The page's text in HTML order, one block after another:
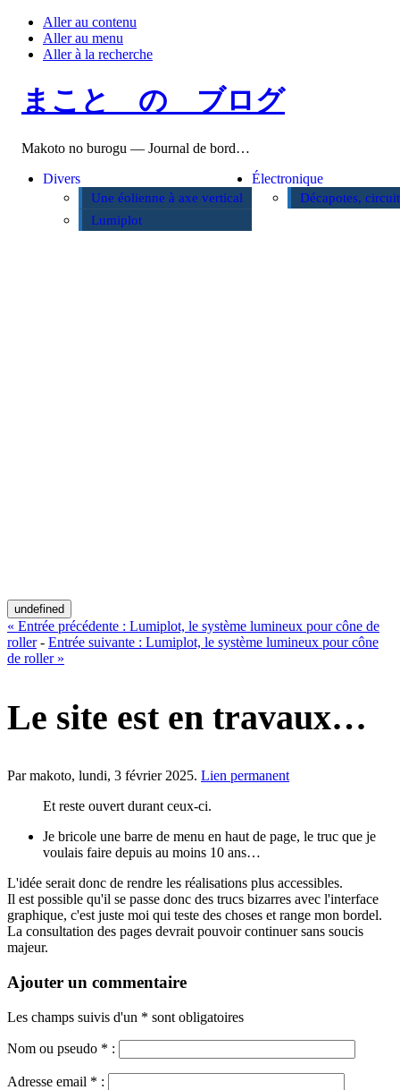
Aller au contenu
Aller au menu
Aller à la recherche
まこと の ブログ
Makoto no burogu — Journal de bord…
Divers
Une éolienne à axe vertical
Lumiplot
Électronique
Décapotes,
undefined
« Entrée précédente : Lumiplot, le système lumineux pour cône de
roller - Entrée suivante : Lumiplot, le système lumineux pour cône
de roller»
Le site est en travaux…
Par makoto, lundi, 3 février 2025. Lien permanent
Et reste ouvert durant ceux-ci.
Je bricole une barre de menu en haut de page, le truc que je
voulais faire depuis au moins 10 ans…
L'idée serait donc de rendre les réalisations plus accessibles.
Il est possible qu'il se passe donc des trucs bizarres avec l'interface
graphique, c'est juste moi qui teste des choses et range mon bordel.
La consultation des pages devrait pouvoir continuer sans soucis
majeur.
Ajouter un commentaire
Les champs suivis d'un * sont obligatoires
Nom ou pseudo * :
Adresse email * :